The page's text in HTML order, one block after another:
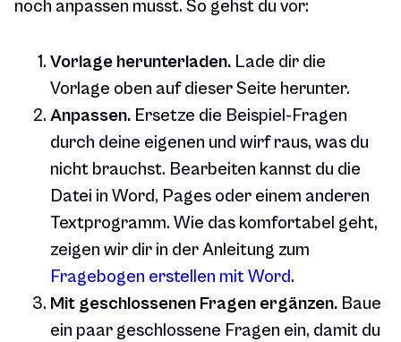
noch anpassen musst. So gehst du vor:
Vorlage herunterladen. Lade dir die
Vorlage oben auf dieser Seite herunter.
Anpassen. Ersetze die Beispiel-Fragen
durch deine eigenen und wirf raus, was du
nicht brauchst. Bearbeiten kannst du die
Datei in Word, Pages oder einem anderen
Textprogramm. Wie das komfortabel geht,
zeigen wir dir in der Anleitung zum
Fragebogen erstellen mit Word.
Mit geschlossenen Fragen ergänzen. Baue
ein paar geschlossene Fragen ein, damit du